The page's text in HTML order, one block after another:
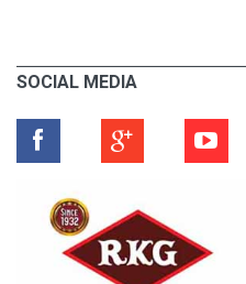
SOCIAL MEDIA